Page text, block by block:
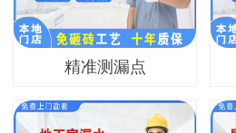
精准测漏点